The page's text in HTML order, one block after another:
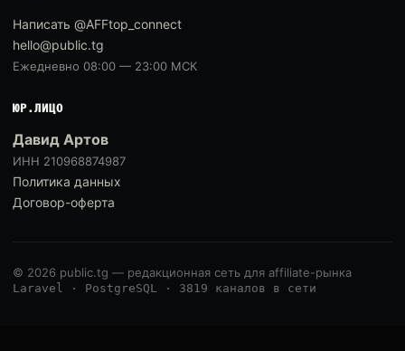
Написать @AFFtop_connect
hello@public.tg
Ежедневно 08:00 — 23:00 МСК
ЮР.ЛИЦО
Давид Артов
ИНН 210968874987
Политика данных
Договор-оферта
© 2026 public.tg — редакционная сеть для affiliate-рынка
Laravel · PostgreSQL · 3819 каналов в сети